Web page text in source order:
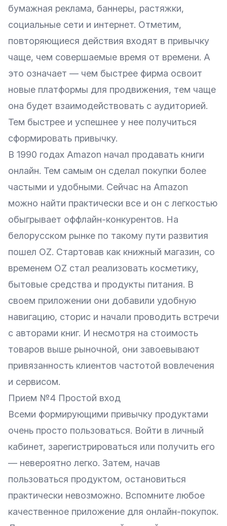
бумажная реклама, баннеры, растяжки,
социальные сети и интернет. Отметим,
повторяющиеся действия входят в привычку
чаще, чем совершаемые время от времени. А
это означает — чем быстрее фирма освоит
новые платформы для продвижения, тем чаще
она будет взаимодействовать с аудиторией.
Тем быстрее и успешнее у нее получиться
сформировать привычку.
В 1990 годах Amazon начал продавать книги
онлайн. Тем самым он сделал покупки более
частыми и удобными. Сейчас на Amazon
можно найти практически все и он с легкостью
обыгрывает оффлайн-конкурентов. На
белорусском рынке по такому пути развития
пошел OZ. Стартовав как книжный магазин, со
временем OZ стал реализовать косметику,
бытовые средства и продукты питания. В
своем приложении они добавили удобную
навигацию, сторис и начали проводить встречи
с авторами книг. И несмотря на стоимость
товаров выше рыночной, они завоевывают
привязанность клиентов частотой вовлечения
и сервисом.
Прием №4 Простой вход
Всеми формирующими привычку продуктами
очень просто пользоваться. Войти в личный
кабинет, зарегистрироваться или получить его
— невероятно легко. Затем, начав
пользоваться продуктом, остановиться
практически невозможно. Вспомните любое
качественное приложение для онлайн-покупок.